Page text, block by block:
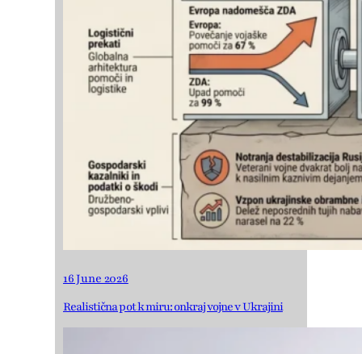
16 June 2026
Realistična pot k miru: onkraj vojne v Ukrajini